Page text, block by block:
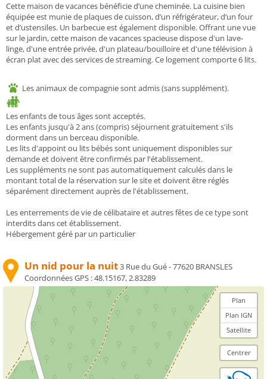
Cette maison de vacances bénéficie d’une cheminée. La cuisine bien
équipée est munie de plaques de cuisson, d’un réfrigérateur, d’un four
et d’ustensiles. Un barbecue est également disponible. Offrant une vue
sur le jardin, cette maison de vacances spacieuse dispose d'un lave-
linge, d'une entrée privée, d'un plateau/bouilloire et d'une télévision à
écran plat avec des services de streaming. Ce logement comporte 6 lits.
Les animaux de compagnie sont admis (sans supplément).
Les enfants de tous âges sont acceptés.
Les enfants jusqu'à 2 ans (compris) séjournent gratuitement s'ils
dorment dans un berceau disponible.
Les lits d'appoint ou lits bébés sont uniquement disponibles sur
demande et doivent être confirmés par l'établissement.
Les suppléments ne sont pas automatiquement calculés dans le
montant total de la réservation sur le site et doivent être réglés
séparément directement auprès de l'établissement.
Les enterrements de vie de célibataire et autres fêtes de ce type sont
interdits dans cet établissement.
Hébergement géré par un particulier
Un nid pour la nuit3 Rue du Gué - 77620 BRANSLES
Coordonnées GPS :48.15167, 2.83289
Plan
Plan IGN
Satellite
Centrer